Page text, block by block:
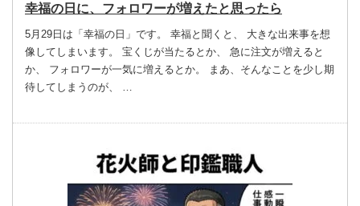
幸福の日に、フォロワーが増えたと思ったら
5月29日は「幸福の日」です。 幸福と聞くと、 大きな出来事を想
像してしまいます。 宝くじが当たるとか、 急に注文が増えると
か、 フォロワーが一気に増えるとか。 まあ、そんなことを少し期
待してしまうのが、 …